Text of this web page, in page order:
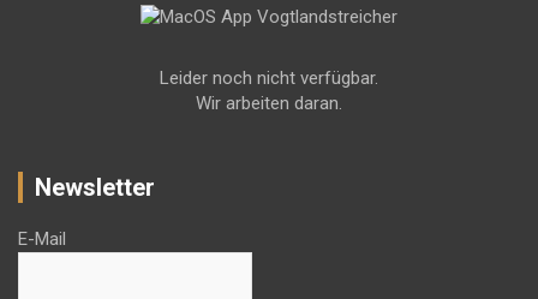
Leider noch nicht verfügbar.
Wir arbeiten daran.
Newsletter
E-Mail